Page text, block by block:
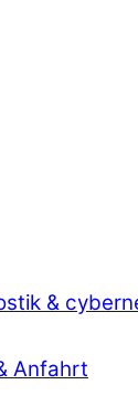
&
Anfahrt